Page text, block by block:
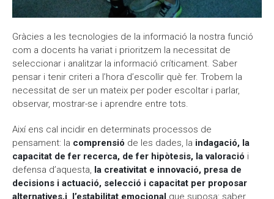
Gràcies a les tecnologies de la informació la nostra funció
com a docents ha variat i prioritzem la necessitat de
seleccionar i analitzar la informació críticament. Saber
pensar i tenir criteri a l’hora d’escollir què fer. Trobem la
necessitat de ser un mateix per poder escoltar i parlar,
observar, mostrar-se i aprendre entre tots.
Així ens cal incidir en determinats processos de
pensament: la comprensió de les dades, la indagació, la
capacitat de fer recerca, de fer hipòtesis, la valoració i
defensa d’aquesta, la creativitat e innovació, presa de
decisions i actuació, selecció i capacitat per proposar
alternatives,i l’estabilitat emocional que suposa: saber